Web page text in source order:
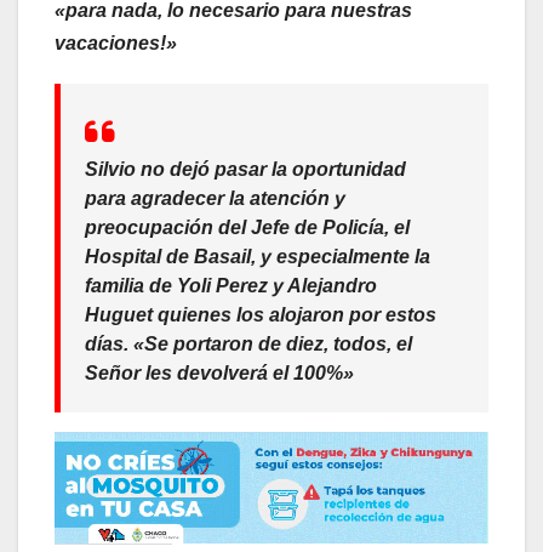
«para nada, lo necesario para nuestras
vacaciones!»
Silvio no dejó pasar la oportunidad
para agradecer la atención y
preocupación del Jefe de Policía, el
Hospital de Basail, y especialmente la
familia de Yoli Perez y Alejandro
Huguet quienes los alojaron por estos
días. «Se portaron de diez, todos, el
Señor les devolverá el 100%»